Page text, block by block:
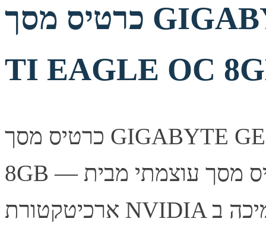
כרטיס מסך GIGABYTE GEFORCE 5060
TI EAGLE OC
כרטיס מסך GIGABYTE GEFORCE 5060 TI EAGLE OC
8GB — כרטיס מסך עוצמתי מבית Gigabyte, מבוסס
ארכיטקטורת NVIDIA עם תמיכה ב-Ray Tracing ובטכנולוגיית